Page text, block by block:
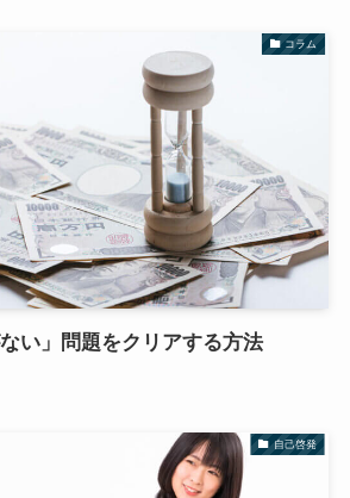
コラム
い」問題をクリアする方法
自己啓発